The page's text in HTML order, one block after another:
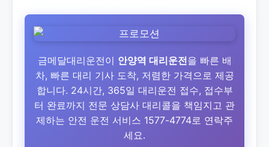
금메달대리운전이 안양역 대리운전을 빠른 배
차, 빠른 대리 기사 도착, 저렴한 가격으로 제공
합니다. 24시간, 365일 대리운전 접수, 접수부
터 완료까지 전문 상담사 대리콜을 책임지고 관
제하는 안전 운전 서비스 1577-4774로 연락주
세요.